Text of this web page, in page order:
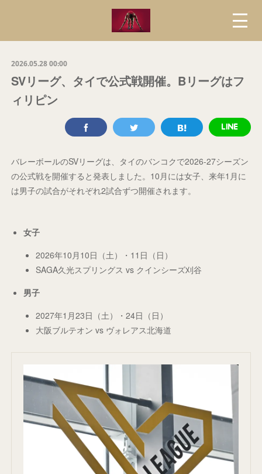
2026.05.28 00:00
SVリーグ、タイで公式戦開催。Bリーグはフ
ィリピン
バレーボールのSVリーグは、タイのバンコクで2026-27シーズン
の公式戦を開催すると発表しました。10月には女子、来年1月に
は男子の試合がそれぞれ2試合ずつ開催されます。
女子
2026年10月10日（土）・11日（日）
SAGA久光スプリングス vs クインシーズ刈谷
男子
2027年1月23日（土）・24日（日）
大阪ブルテオン vs ヴォレアス北海道